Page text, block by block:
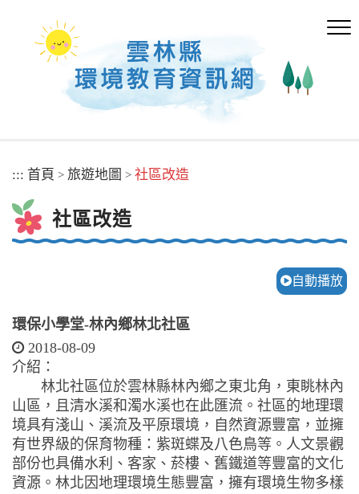
::: 首頁 > 旅遊地圖 > 社區改造
社區改造
自動播放
環保小學堂-林內鄉林北社區
2018-08-09
介紹：
林北社區位於雲林縣林內鄉之東北角，東眺林內
山區，且清水溪和濁水溪也在此匯流。社區的地理環
境具有淺山、溪流及平原環境，自然資源豐富，並擁
有世界級的保育物種：紫斑蝶及八色鳥等。人文景觀
部份也具備水利、客家、菸樓、舊鐵道等豐富的文化
資源。林北因地理環境生態豐富，擁有環境生物多樣